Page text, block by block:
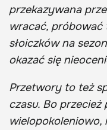
przekazywana
wracać,
słoiczków na
okazać się
Przetwory to też
czasu. Bo
wielopokoleniowo,